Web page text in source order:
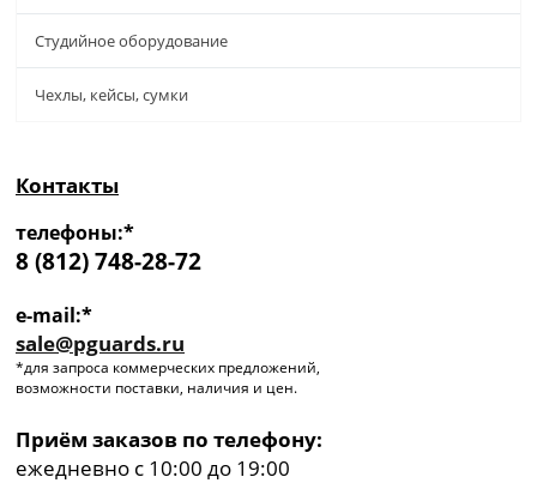
Студийное оборудование
Чехлы, кейсы, сумки
Контакты
телефоны:*
8 (812) 748-28-72
e-mail:*
sale@pguards.ru
*для запроса коммерческих предложений,
возможности поставки, наличия и цен.
Приём заказов по телефону:
ежедневно с 10:00 до 19:00